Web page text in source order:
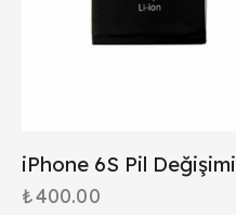
iPhone 6S Pil Değişimi
₺400.00